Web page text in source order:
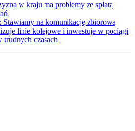
w kraju ma problemy ze spłatą
Stawiamy na komunikację zbiorową
linie kolejowe i inwestuje w pociągi
trudnych czasach